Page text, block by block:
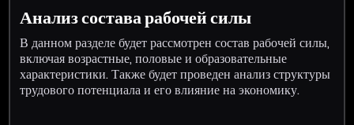
Анализ состава рабочей силы
В данном разделе будет рассмотрен состав рабочей силы,
включая возрастные, половые и образовательные
характеристики. Также будет проведен анализ структуры
трудового потенциала и его влияние на экономику.